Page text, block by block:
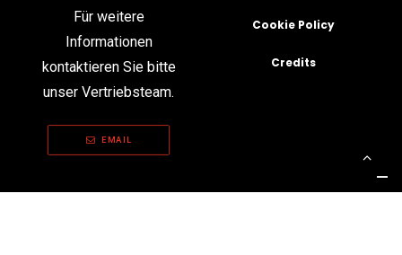
Für weitere
Informationen
kontaktieren Sie bitte
unser Vertriebsteam.
EMAIL
Cookie Policy
Credits